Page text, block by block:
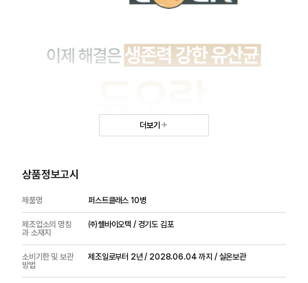
더보기
상품정보고시
제품명 퍼스트클래스 10병
제조업소의 명칭
과 소재지
㈜쎌바이오텍 / 경기도 김포
소비기한 및 보관
방법
제조일로부터 2년 / 2028.06.04 까지 / 실온보관